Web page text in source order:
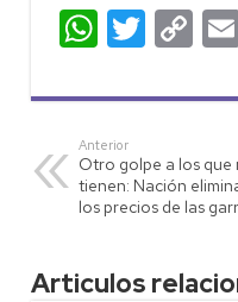
W
h
at
s
A
p
T
wi
tt
C
o
p
Li
nk
Anterior
Otro golpe a los que
tienen: Nación
los precios de las
Articulos